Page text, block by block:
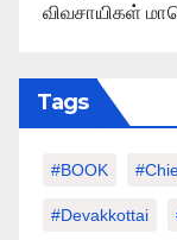
விவசாயிகள்
Tags
#BOOK
#devakkottai